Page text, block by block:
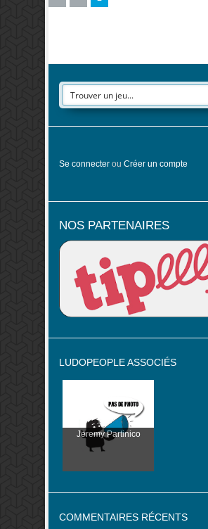
Se connecter ou Créer un compte
NOS PARTENAIRES
LUDOPEOPLE ASSOCIÉS
Jeremy Partinico
COMMENTAIRES RÉCENTS